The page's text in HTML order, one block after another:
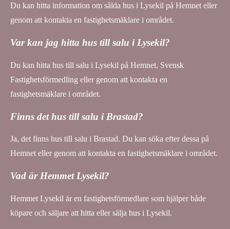
Du kan hitta information om sålda hus i Lysekil på Hemnet eller
genom att kontakta en fastighetsmäklare i området.
Var kan jag hitta hus till salu i Lysekil?
Du kan hitta hus till salu i Lysekil på Hemnet, Svensk
Fastighetsförmedling eller genom att kontakta en
fastighetsmäklare i området.
Finns det hus till salu i Brastad?
Ja, det finns hus till salu i Brastad. Du kan söka efter dessa på
Hemnet eller genom att kontakta en fastighetsmäklare i området.
Vad är Hemmet Lysekil?
Hemmet Lysekil är en fastighetsförmedlare som hjälper både
köpare och säljare att hitta eller sälja hus i Lysekil.